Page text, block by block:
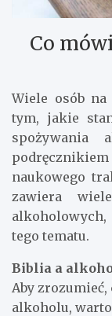
Co
Wiele osób na
tym, jakie
spożywania
naukowego
zawiera
tego tematu.
Biblia a
Aby
alkoholu,